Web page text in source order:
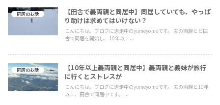
同居のお話
【田舎で義両親と同居中】同居していても、やっぱ
り助けは求めてはいけない？
こんにちは。ブロブに逃走中のyumeyomeです。 夫の両親とど田
舎で同居を開始し、10年以上...
同居のお話
【10年以上義両親と同居中】義両親と義妹が旅行
に行くとストレスが
こんにちは。ブログに逃走中のyumeyomeです。 夫の両親と10年
以上、田舎で同居中です。 ...